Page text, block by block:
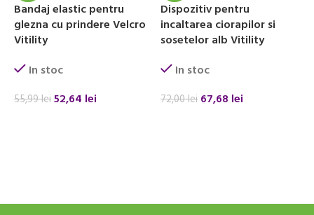
Bandaj elastic pentru
glezna cu prindere Velcro
Vitility
In stoc
55,99lei52,64 lei
Dispozitiv pentru
incaltarea ciorapilor si
sosetelor alb Vitility
In stoc
72,00lei 67,68 lei